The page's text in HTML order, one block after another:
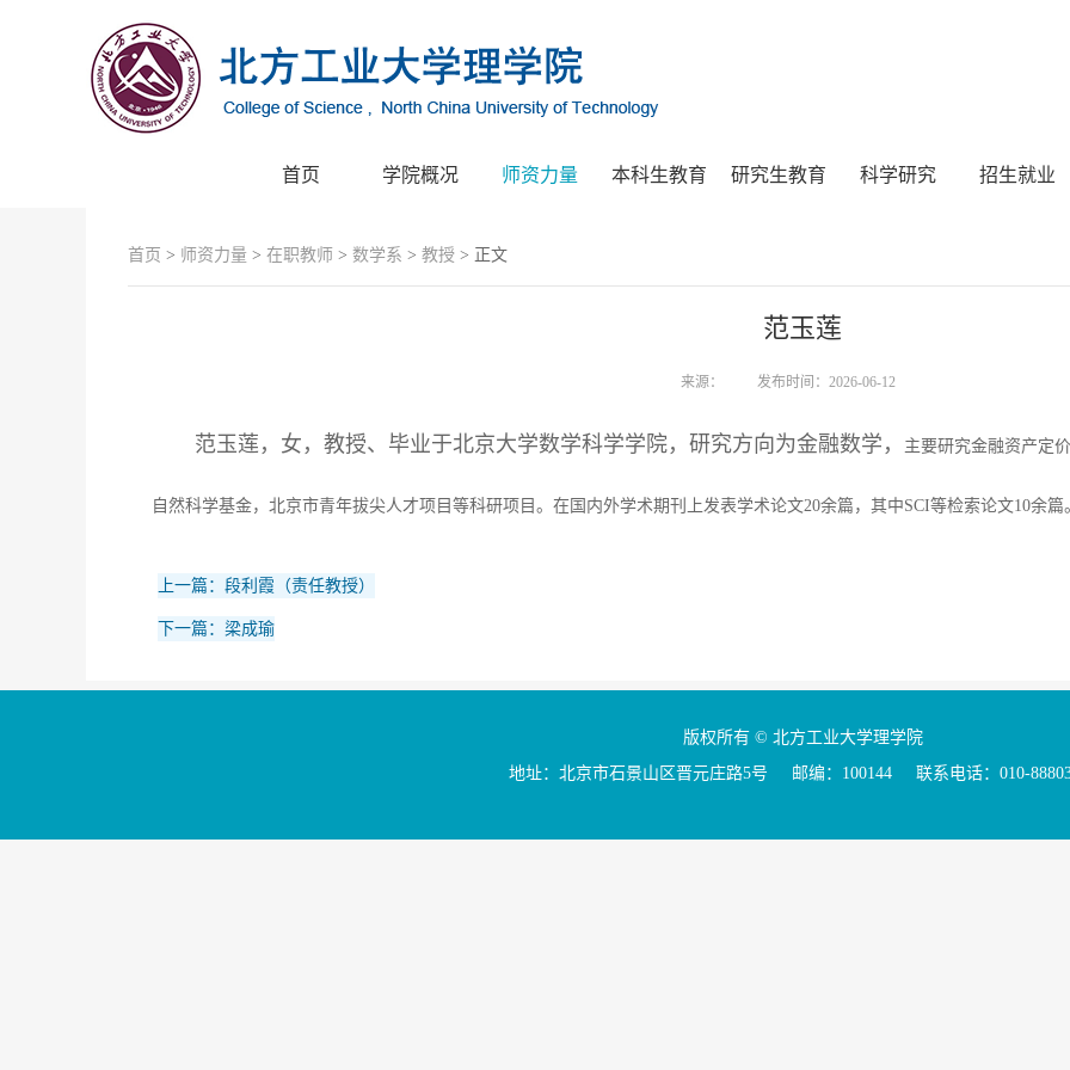
首页 学院概况 师资力量 本科生教育 研究生教育 科学研究 招生就业
首页 > 师资力量 > 在职教师 > 数学系 > 教授 > 正文
范玉莲
来源： 发布时间：2026-06-12
范玉莲，女，教授、毕业于北京大学数学科学学院，研究方向为金融数学， 主要研究金融资产定
自然科学基金，北京市青年拔尖人才项目等科研项目。在国内外学术期刊上发表学术论文20余篇，其中SCI等检索论文10余篇
上一篇：段利霞（责任教授）
下一篇：梁成瑜
版权所有 © 北方工业大学理学院
地址：北京市石景山区晋元庄路5号 邮编：100144 联系电话：010-